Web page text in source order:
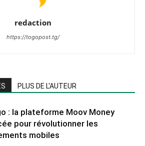
redaction
https://togopost.tg/
PLUS DE L'AUTEUR
: la plateforme Moov Money
pour révolutionner les
mobiles